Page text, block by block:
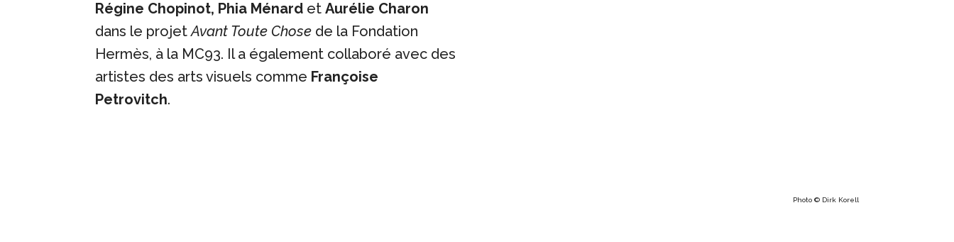
Régine Chopinot, Phia Ménard etAurélie Charon
dans le projetAvant Toute Chose de la Fondation
Hermès, à la MC93. Il a également collaboré avec des
artistes des arts visuels comme Françoise
Petrovitch.
Photo © Dirk Korell